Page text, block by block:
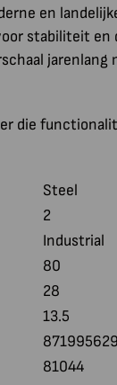
en
stabiliteit en
die
Steel
2
Industrial
80
28
13.5
81044